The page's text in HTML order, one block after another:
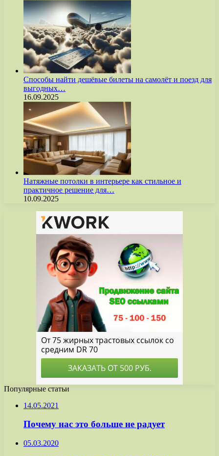
Способы найти дешёвые билеты на самолёт и поезд для
выгодных…
16.09.2025
Натяжные потолки в интерьере как стильное и
практичное решение для…
10.09.2025
Популярные статьи
14.05.2021
Почему нас это больше не радует
05.03.2020